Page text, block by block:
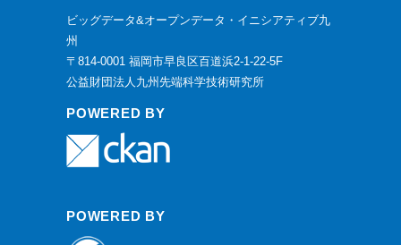
ビッグデータ&オープンデータ・イニシアティブ九
州
〒814-0001 福岡市早良区百道浜2-1-22-5F
公益財団法人九州先端科学技術研究所
POWERED BY
POWERED BY